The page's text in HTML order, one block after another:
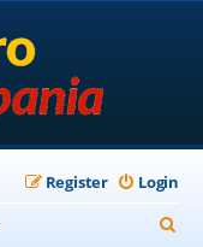
Login
Register